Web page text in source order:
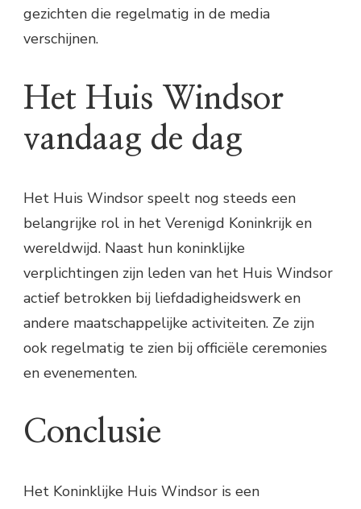
gezichten die regelmatig in de media
verschijnen.
Het Huis Windsor
vandaag de dag
Het Huis Windsor speelt nog steeds een
belangrijke rol in het Verenigd Koninkrijk en
wereldwijd. Naast hun koninklijke
verplichtingen zijn leden van het Huis Windsor
actief betrokken bij liefdadigheidswerk en
andere maatschappelijke activiteiten. Ze zijn
ook regelmatig te zien bij officiële ceremonies
en evenementen.
Conclusie
Het Koninklijke Huis Windsor is een